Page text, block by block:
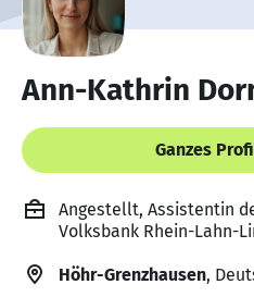
Ann-Kathrin
Ganzes
Angestellt, Assistentin
Volksbank Rhein-Lahn-
Höhr-Grenzhausen,